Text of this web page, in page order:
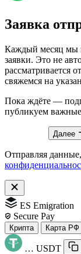
Заявка
Каждый месяц мы
заявки. Это не
рассматривается
свяжемся на
Пока ждёте —
публикуем
Далее
Отправляя
ES Emigration
Secure Pay
Крипта Карта РФ
… USDT